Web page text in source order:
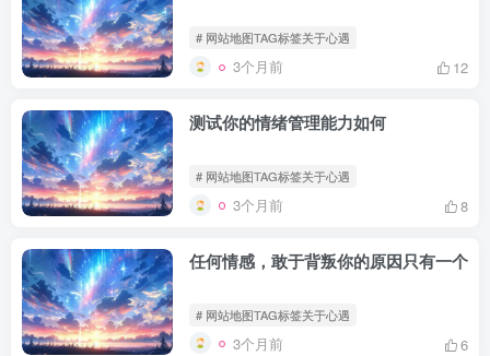
# 网站地图TAG标签关于心遇
3个月前 12
测试你的情绪管理能力如何
# 网站地图TAG标签关于心遇
3个月前 8
任何情感，敢于背叛你的原因只有一个
# 网站地图TAG标签关于心遇
3个月前 6